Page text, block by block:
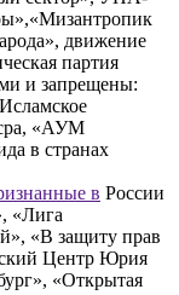
движение
партия
и запрещены:
«АУМ
в странах
в России
«Лига
«В защиту прав
Центр Юрия
«Открытая